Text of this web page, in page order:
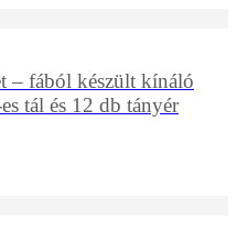
– fából készült kínáló
tál és 12 db tányér